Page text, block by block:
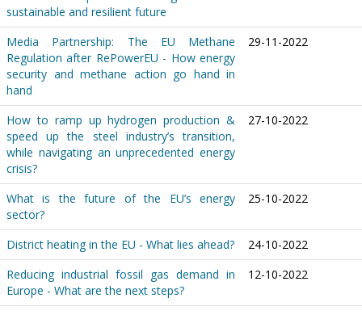
sustainable and resilient future
Media Partnership: The EU Methane
Regulation after RePowerEU - How energy
security and methane action go hand in
hand
29-11-2022
How to ramp up hydrogen production &
speed up the steel industry’s transition,
while navigating an unprecedented energy
crisis?
27-10-2022
What is the future of the EU’s energy
sector?
25-10-2022
District heating in the EU - What lies ahead?
24-10-2022
Reducing industrial fossil gas demand in
Europe - What are the next steps?
12-10-2022